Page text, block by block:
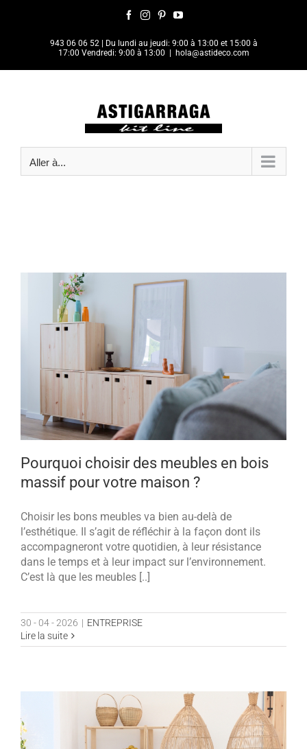
Facebook
InstagramPinterestYouTube
943 06 06 52
| Du lundi au jeudi: 9:00 à 13:00 et 15:00 à
17:00 Vendredi: 9:00 à 13:00
hola@astideco.com
Aller à...
Pourquoi choisir des meubles en bois
massif pour votre maison ?
Choisir les bons meubles va bien au-delà de
l’esthétique. Il s’agit de réfléchir à la façon dont ils
accompagneront votre quotidien, à leur résistance
dans le temps et à leur impact sur l’environnement.
C’est là que les meubles [..]
30 - 04 - 2026 | ENTREPRISE
Lire la suite